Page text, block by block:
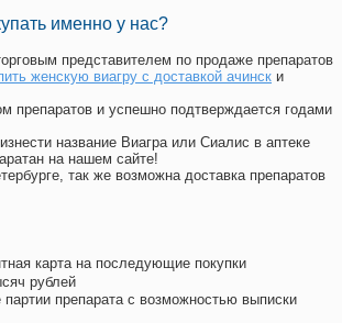
именно у нас?
представителем по продаже препаратов
женскую виагру с доставкой ачинск и
препаратов и успешно подтверждается годами
название Виагра или Сиалис в аптеке
на нашем сайте!
так же возможна доставка препаратов
карта на последующие покупки
рублей
препарата с возможностью выписки